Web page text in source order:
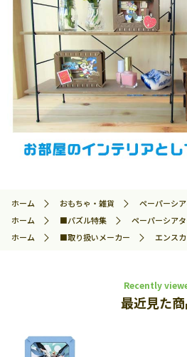
ホーム おもちゃ・雑貨 ペーパーシ
ホーム
■パズル特集 ペーパーシア
ホーム
■取り扱いメーカー エンス
Recently
最近見た